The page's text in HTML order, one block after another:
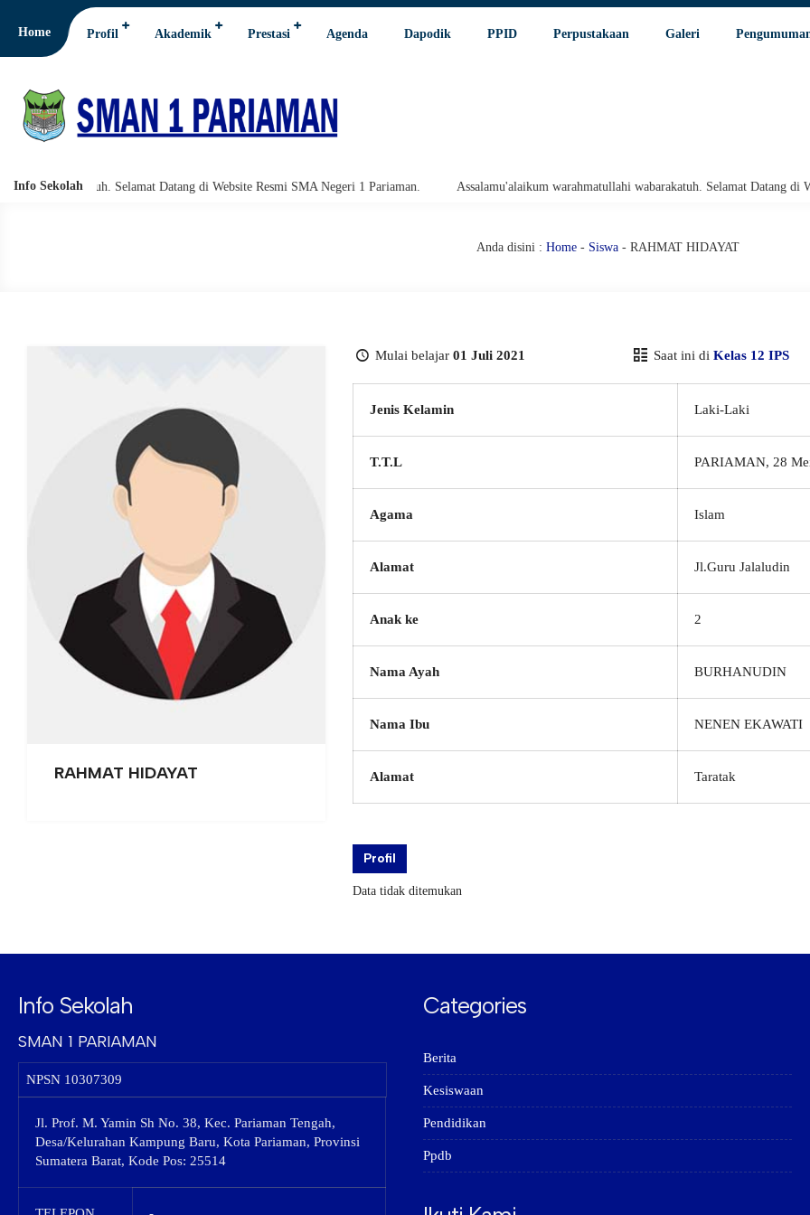
Home Profil Akademik Prestasi Agenda Dapodik PPID Perpustakaan Galeri
Info Sekolah
wabarakatuh. Selamat Datang di Website Resmi SMA Negeri 1 Pariaman. Assalamu'alaikum warahmatullahi wabarakatuh. Selamat Datang di
Anda disini : Home- Siswa- RAHMAT HIDAYAT
RAHMAT HIDAYAT
Mulai belajar 01 Juli 2021 Saat ini di Kelas 12 IPS
Jenis Kelamin Laki-Laki
T.T.L PARIAMAN, 28
Agama Islam
Alamat Jl.Guru Jalaludin
Anak ke 2
Nama Ayah BURHANUDIN
Nama Ibu NENEN EKAWATI
Alamat Taratak
Profil
Data tidak ditemukan
Info Sekolah
SMAN 1 PARIAMAN
NPSN 10307309
Jl. Prof. M. Yamin Sh No. 38, Kec. Pariaman Tengah,
Desa/Kelurahan Kampung Baru, Kota Pariaman, Provinsi
Sumatera Barat, Kode Pos: 25514
Categories
Berita
Kesiswaan
Pendidikan
Ppdb